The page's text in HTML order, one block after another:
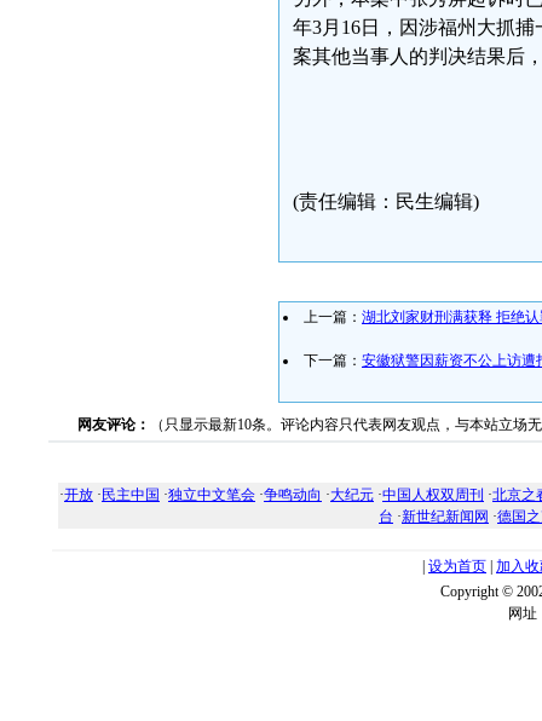
年3月16日，因涉福州大抓
案其他当事人的判决结果后
(责任编辑：民生编辑)
上一篇： 湖北刘家财刑满获释 拒绝
下一篇： 安徽狱警因薪资不公上访遭
网友评论： （只显示最新10条。评论内容只代表网友观点，与本站立场
·开放 · 民主中国 ·独立中文笔会 ·争鸣动向 ·大纪元 ·中国人权双周刊 ·北京之
台 ·新世纪新闻网 ·德国
设为首页 加入
Copyright ©
网址